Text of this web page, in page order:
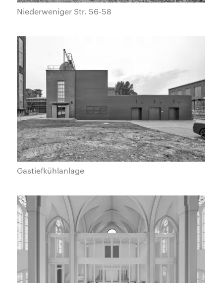
Niederweniger Str. 56-58
Gastiefkühlanlage